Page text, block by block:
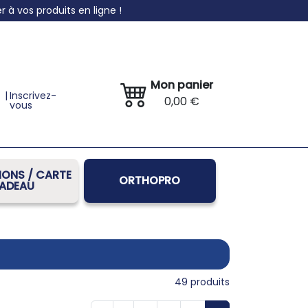
à vos produits en ligne !
| Inscrivez-
vous
Mon panier
0,00 €
/ CARTE ORTHOPRO
49 produits